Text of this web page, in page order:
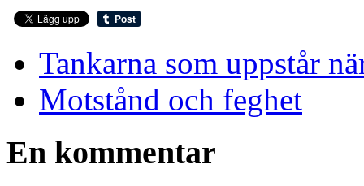
Tankarna som uppstår
Motstånd och feghet
En kommentar